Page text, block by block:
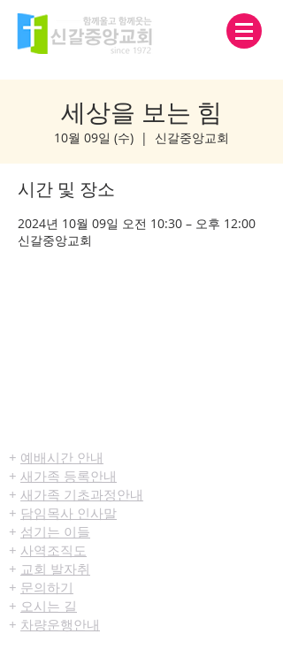
세상을 보는 힘
10월 09일 (수)
  |
신갈중앙교회
시간 및 장소
2024년 10월 09일 오전 10:30 – 오후 12:00
신갈중앙교회
+ 예배시간 안내
+ 새가족 등록안내
+ 새가족 기초과정안내
+ 담임목사 인사말
+ 섬기는 이들
+ 사역조직도
+ 교회 발자취
+ 문의하기
+ 오시는 길
+ 차량운행안내